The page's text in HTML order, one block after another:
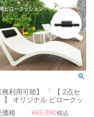
務利用可能】 「 【 2点セ
】 オリジナル ピロークッ
ン+SE スリムサンラウンジ
価格 ¥65,890税込